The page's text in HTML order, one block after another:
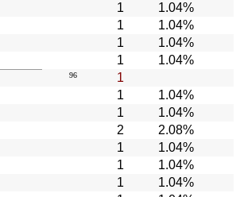
1 1.04%
1 1.04%
1 1.04%
1 1.04%
96 1
1 1.04%
1 1.04%
2 2.08%
1 1.04%
1 1.04%
1 1.04%